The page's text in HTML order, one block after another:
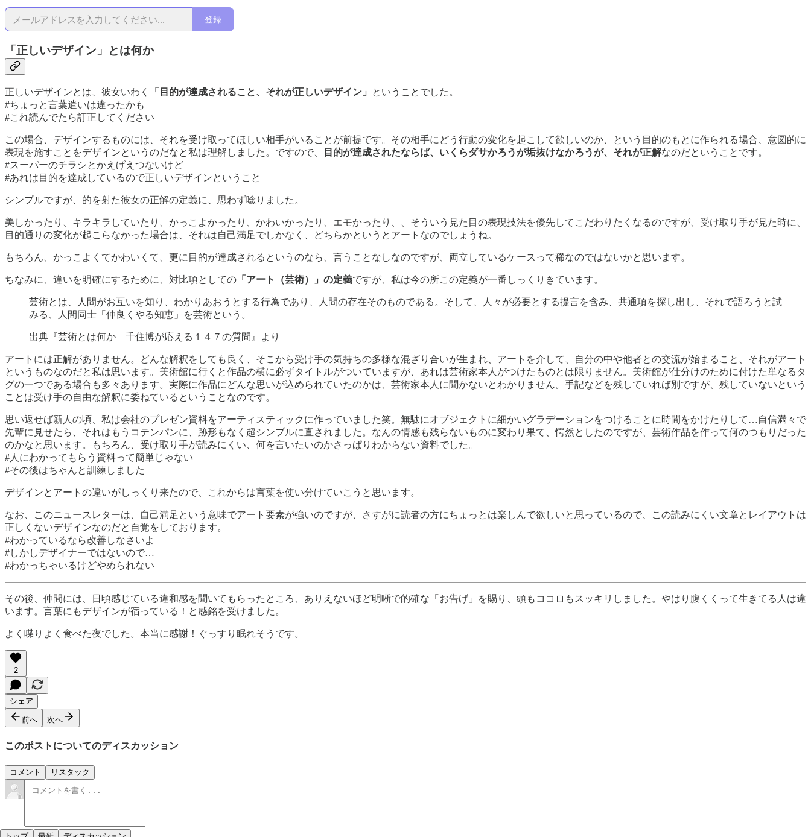
登録
「正しいデザイン」とは何か
正しいデザインとは、彼女いわく 「目的が達成されること、それが正しいデザイン」
ということでした。
#ちょっと言葉遣いは違ったかも
#これ読んでたら訂正してください
この場合、デザインするものには、それを受け取ってほしい相手がいることが前提です。その相手にどう行動の変化を起こして欲しいのか、という目的のもとに作られる場合、意図的に
表現を施すことをデザインというのだなと私は理解しました。ですので、
目的が達成されたならば、いくらダサかろうが垢抜けなかろうが、それが正解なのだということです。
#スーパーのチラシとかえげえつないけど
#あれは目的を達成しているので正しいデザインということ
シンプルですが、的を射た彼女の正解の定義に、思わず唸りました。
美しかったり、キラキラしていたり、かっこよかったり、かわいかったり、エモかったり、、そういう見た目の表現技法を優先してこだわりたくなるのですが、受け取り手が見た時に、
目的通りの変化が起こらなかった場合は、それは自己満足でしかなく、どちらかというとアートなのでしょうね。
もちろん、かっこよくてかわいくて、更に目的が達成されるというのなら、言うことなしなのですが、両立しているケースって稀なのではないかと思います。
ちなみに、違いを明確にするために、対比項としての 「アート（芸術）」の定義ですが、私は今の所この定義が一番しっくりきています。
芸術とは、人間がお互いを知り、わかりあおうとする行為であり、人間の存在そのものである。そして、人々が必要とする提言を含み、共通項を探し出し、それで語ろうと試
みる、人間同士「仲良くやる知恵」を芸術という。
出典『芸術とは何か 千住博が応える１４７の質問』より
アートには正解がありません。どんな解釈をしても良く、そこから受け手の気持ちの多様な混ざり合いが生まれ、アートを介して、自分の中や他者との交流が始まること、それがアート
というものなのだと私は思います。美術館に行くと作品の横に必ずタイトルがついていますが、あれは芸術家本人がつけたものとは限りません。美術館が仕分けのために付けた単なるタ
グの一つである場合も多々あります。実際に作品にどんな思いが込められていたのかは、芸術家本人に聞かないとわかりません。手記などを残していれば別ですが、残していないという
ことは受け手の自由な解釈に委ねているということなのです。
思い返せば新人の頃、私は会社のプレゼン資料をアーティスティックに作っていました笑。無駄にオブジェクトに細かいグラデーションをつけることに時間をかけたりして…自信満々で
先輩に見せたら、それはもうコテンパンに、跡形もなく超シンプルに直されました。なんの情感も残らないものに変わり果て、愕然としたのですが、芸術作品を作って何のつもりだった
のかなと思います。もちろん、受け取り手が読みにくい、何を言いたいのかさっぱりわからない資料でした。
#人にわかってもらう資料って簡単じゃない
#その後はちゃんと訓練しました
デザインとアートの違いがしっくり来たので、これからは言葉を使い分けていこうと思います。
なお、このニュースレターは、自己満足という意味でアート要素が強いのですが、さすがに読者の方にちょっとは楽しんで欲しいと思っているので、この読みにくい文章とレイアウトは
正しくないデザインなのだと自覚をしております。
#わかっているなら改善しなさいよ
#しかしデザイナーではないので…
#わかっちゃいるけどやめられない
その後、仲間には、日頃感じている違和感を聞いてもらったところ、ありえないほど明晰で的確な「お告げ」を賜り、頭もココロもスッキリしました。やはり腹くくって生きてる人は違
います。言葉にもデザインが宿っている！と感銘を受けました。
よく喋りよく食べた夜でした。本当に感謝！ぐっすり眠れそうです。
2
シェア
前へ 次へ
このポストについてのディスカッション
コメント リスタック